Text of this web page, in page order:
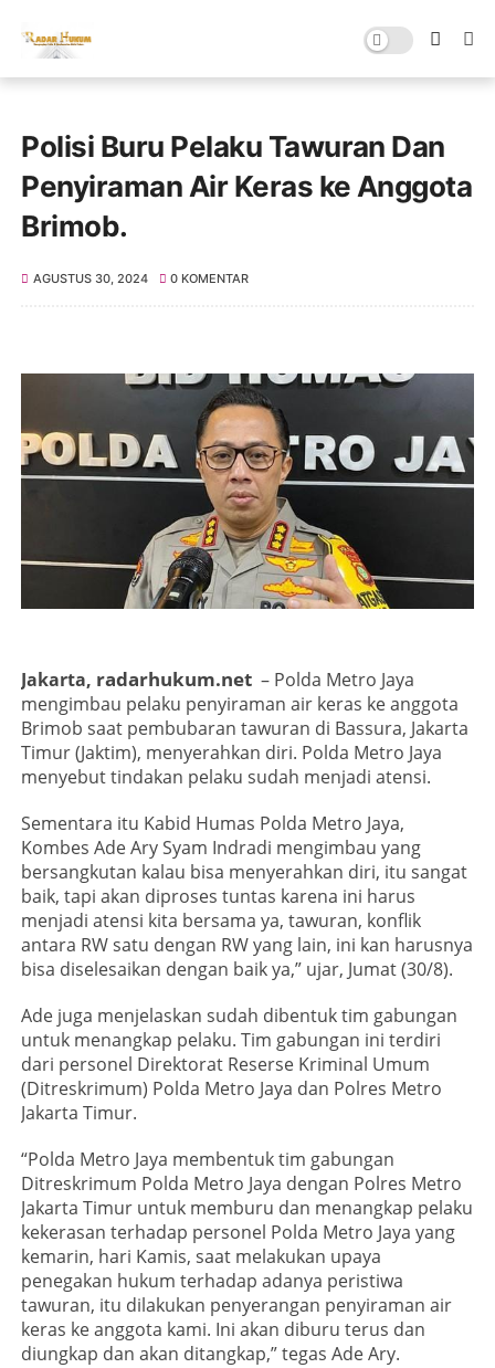
Polisi Buru Pelaku Tawuran Dan
Penyiraman Air Keras ke Anggota
Brimob.
AGUSTUS 30, 2024 0 KOMENTAR
Jakarta, radarhukum.net – Polda Metro Jaya
mengimbau pelaku penyiraman air keras ke anggota
Brimob saat pembubaran tawuran di Bassura, Jakarta
Timur (Jaktim), menyerahkan diri. Polda Metro Jaya
menyebut tindakan pelaku sudah menjadi atensi.
Sementara itu Kabid Humas Polda Metro Jaya,
Kombes Ade Ary Syam Indradi mengimbau yang
bersangkutan kalau bisa menyerahkan diri, itu sangat
baik, tapi akan diproses tuntas karena ini harus
menjadi atensi kita bersama ya, tawuran, konflik
antara RW satu dengan RW yang lain, ini kan harusnya
bisa diselesaikan dengan baik ya,” ujar, Jumat (30/8).
Ade juga menjelaskan sudah dibentuk tim gabungan
untuk menangkap pelaku. Tim gabungan ini terdiri
dari personel Direktorat Reserse Kriminal Umum
(Ditreskrimum) Polda Metro Jaya dan Polres Metro
Jakarta Timur.
“Polda Metro Jaya membentuk tim gabungan
Ditreskrimum Polda Metro Jaya dengan Polres Metro
Jakarta Timur untuk memburu dan menangkap pelaku
kekerasan terhadap personel Polda Metro Jaya yang
kemarin, hari Kamis, saat melakukan upaya
penegakan hukum terhadap adanya peristiwa
tawuran, itu dilakukan penyerangan penyiraman air
keras ke anggota kami. Ini akan diburu terus dan
diungkap dan akan ditangkap,” tegas Ade Ary.